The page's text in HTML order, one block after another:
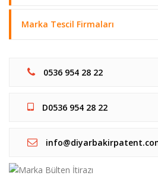
Marka Tescil Firmaları
0536 954 28 22
D0536 954 28 22